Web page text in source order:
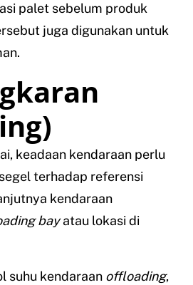
palet sebelum produk
juga digunakan untuk
keadaan kendaraan perlu
terhadap referensi
kendaraan
bayatau lokasi di
suhu kendaraan offloading,